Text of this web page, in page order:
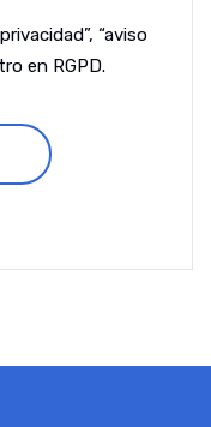
“aviso
en RGPD.